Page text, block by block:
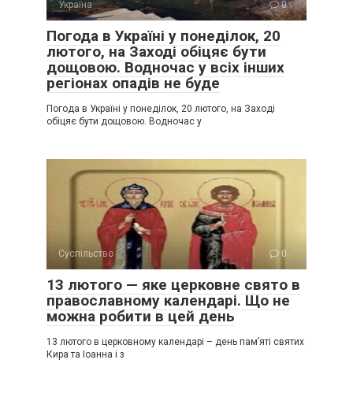
Україна 0
Погода в Україні у понеділок, 20
лютого, на Заході обіцяє бути
дощовою. Водночас у всіх інших
регіонах опадів не буде
Погода в Україні у понеділок, 20 лютого, на Заході
обіцяє бути дощовою. Водночас у
Суспільство 0
13 лютого — яке церковне свято в
православному календарі. Що не
можна робити в цей день
13 лютого в церковному календарі – день пам’яті святих
Кира та Іоанна і з